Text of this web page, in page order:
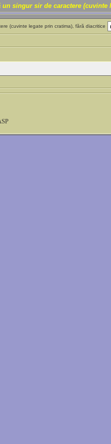
singur sir de caractere
(cuvinte legate prin cratima), fără diacritice